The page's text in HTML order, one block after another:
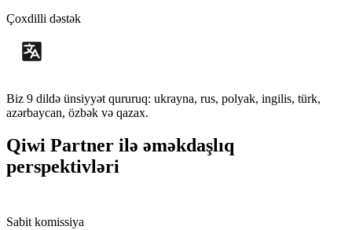
Çoxdilli dəstək
Biz 9 dildə ünsiyyət qururuq: ukrayna, rus, polyak, ingilis, türk,
azərbaycan, özbək və qazax.
Qiwi Partner ilə əməkdaşlıq
perspektivləri
Sabit komissiya